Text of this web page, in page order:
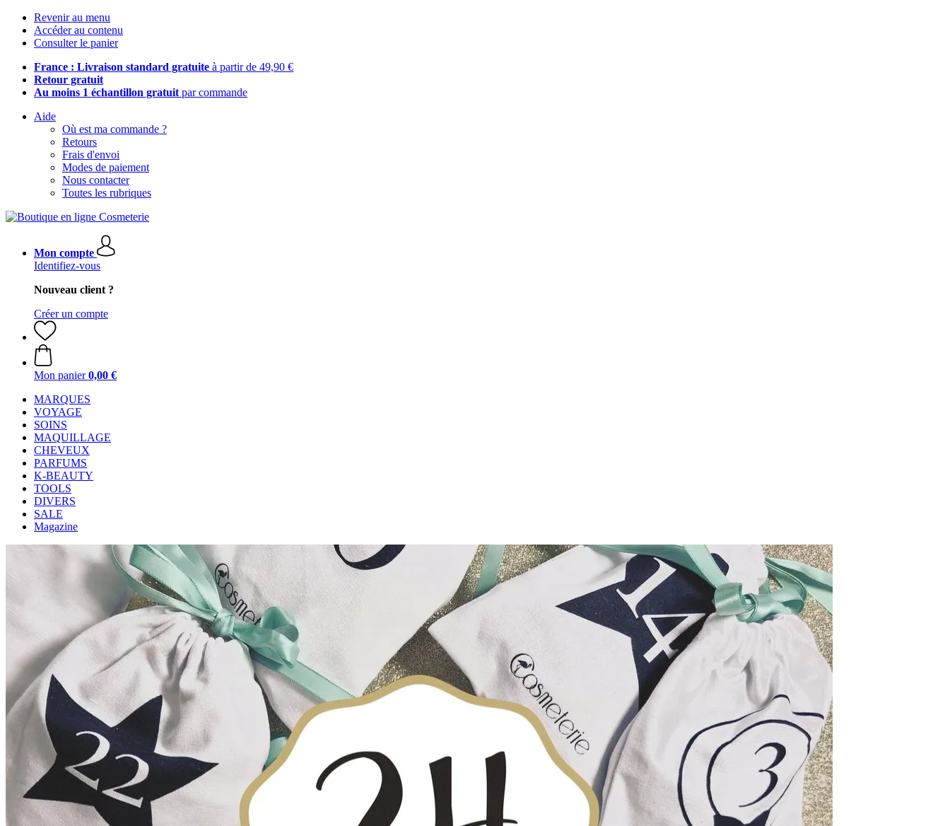
Revenir au menu
Accéder au contenu
Consulter le panier
France : Livraison standard gratuite à partir de 49,90 €
Retour gratuit
Au moins 1 échantillon gratuit par commande
Aide
Où est ma commande ?
Retours
Frais d'envoi
Modes de paiement
Nous contacter
Toutes les rubriques
Mon compte
Identifiez-vous
Nouveau client ?
Créer un compte
Mon panier 0,00 €
MARQUES
VOYAGE
SOINS
MAQUILLAGE
CHEVEUX
PARFUMS
K-BEAUTY
TOOLS
DIVERS
SALE
Magazine